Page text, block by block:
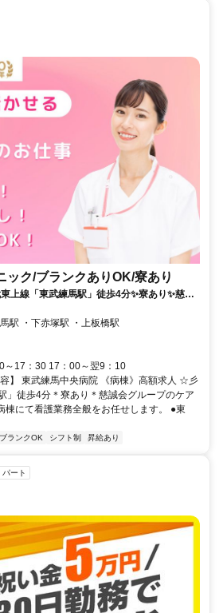
ック/ブランクありOK/寮あり
東上線「東武練馬駅」徒歩4分✨寮あり✨慈誠
院です❗️
駅 ・下赤塚駅 ・上板橋駅
～17：30 17：00～翌9：10
容】 東武練馬中央病院 《病棟》高額求人 ☆彡
」徒歩4分＊寮あり＊慈誠会グループのケア
棟にて看護業務全般をお任せします。 ●東
ブランクOK シフト制 昇給あり
パート